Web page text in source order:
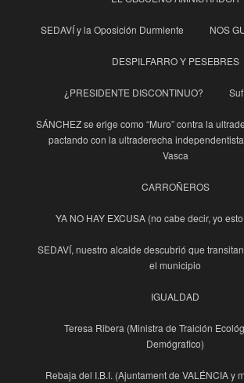
SEDAVÍ y la Oposición Durmiente NOS
DESPILFARRO Y PESEBRES
¿PRESIDENTE DISCONTINUO?
SÁNCHEZ se erige como “Muro” contra la
pactando con la ultraderecha
Vasca
CARROÑEROS
YA NO HAY EXCUSA (no cabe decir, yo
SEDAVÍ, nuestro alcalde descubrió que
el municipio
IGUALDAD
Teresa Ribera (Ministra de Traición
Demógrafico)
Rebaja del I.B.I. (Ajuntament de VALÉNCIA y